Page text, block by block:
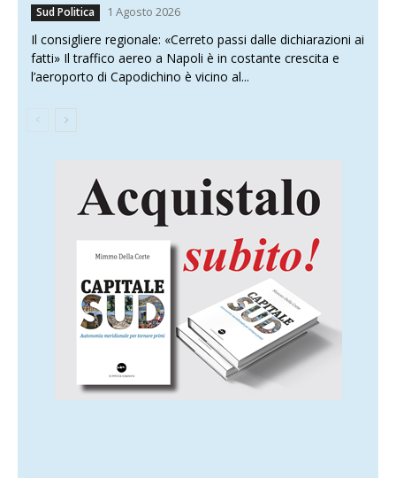
Sud Politica 1 Agosto 2026
Il consigliere regionale: «Cerreto passi dalle dichiarazioni ai
fatti» Il traffico aereo a Napoli è in costante crescita e
l’aeroporto di Capodichino è vicino al...